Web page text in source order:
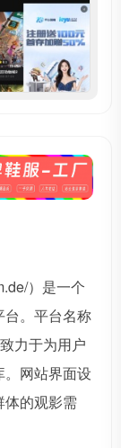
）是一个
台。平台名称
力于为用户
网站界面设
的观影需